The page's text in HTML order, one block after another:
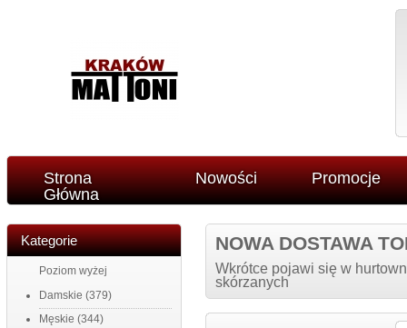
Strona
Główna
Nowości Promocje
Kategorie
Poziom wyżej
Damskie (379)
Męskie (344)
NOWA DOSTAWA
Wkrótce pojawi się w
skórzanych